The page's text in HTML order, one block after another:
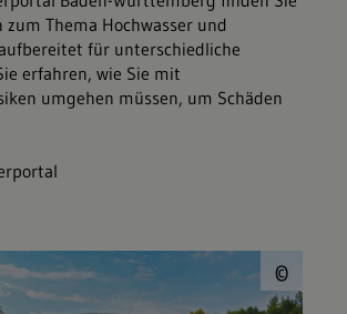
Thema Hochwasser und
für unterschiedliche
erfahren, wie Sie mit
umgehen müssen, um Schäden
©